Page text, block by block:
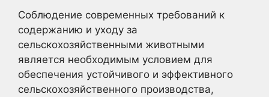
Соблюдение современных требований к
содержанию и уходу за
сельскохозяйственными животными
является необходимым условием для
обеспечения устойчивого и эффективного
сельскохозяйственного производства,